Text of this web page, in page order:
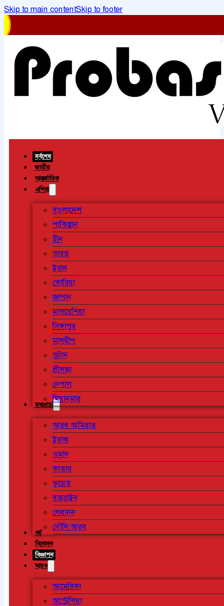
Skip to main contentSkip to footer
সর্বশেষ
জাতীয়
আন্তর্জাতিক
এশিয়া
বাংলাদেশ
পাকিস্তান
চীন
ভারত
ইরান
কোরিয়া
জাপান
মালয়েশিয়া
সিঙ্গাপুর
মালদ্বীপ
ভুটান
শ্রীলঙ্কা
নেপাল
মিয়ানমার
মধ্যপ্রাচ্য
আরব আমিরাত
ইরাক
ওমান
কাতার
কুয়েত
বাহরাইন
লেবানন
সৌদি আরব
ধর্ম
বিনোদন
বিজ্ঞাপন
আরও
আমেরিকা
অস্ট্রেলিয়া